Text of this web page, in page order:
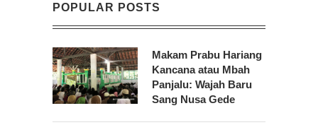
POPULAR POSTS
Makam Prabu Hariang
Kancana atau Mbah
Panjalu: Wajah Baru
Sang Nusa Gede